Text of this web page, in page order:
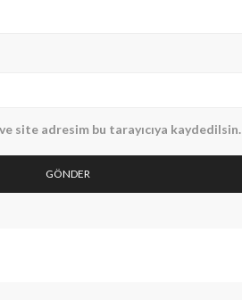
site adresim bu tarayıcıya kaydedilsin.